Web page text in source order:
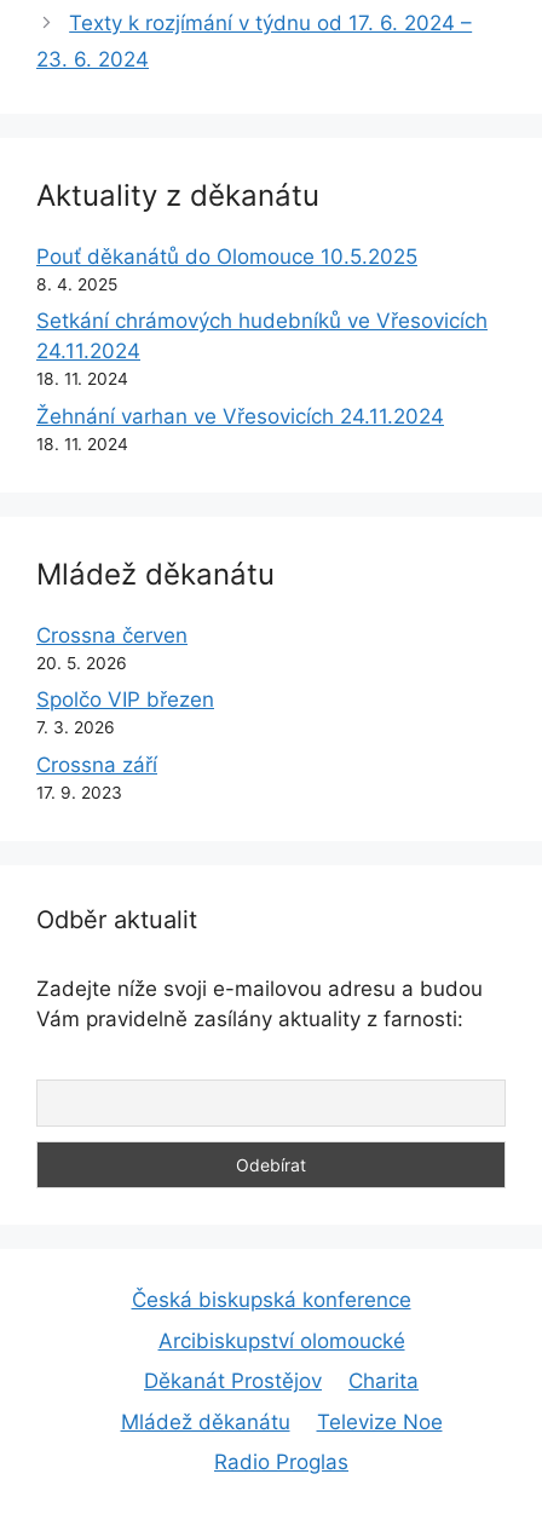
Texty k rozjímání v týdnu od 17. 6. 2024 –
23. 6. 2024
Aktuality z děkanátu
Pouť děkanátů do Olomouce 10.5.2025
8. 4. 2025
Setkání chrámových hudebníků ve Vřesovicích
24.11.2024
18. 11. 2024
Žehnání varhan ve Vřesovicích 24.11.2024
18. 11. 2024
Mládež děkanátu
Crossna červen
20. 5. 2026
Spolčo VIP březen
7. 3. 2026
Crossna září
17. 9. 2023
Odběr aktualit
Zadejte níže svoji e-mailovou adresu a budou
Vám pravidelně zasílány aktuality z farnosti:
Česká biskupská konference
Arcibiskupství olomoucké
Děkanát Prostějov
Charita
Mládež děkanátu
Televize Noe
Radio Proglas